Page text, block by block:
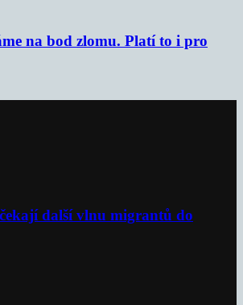
na bod zlomu. Platí to i pro
další vlnu migrantů do